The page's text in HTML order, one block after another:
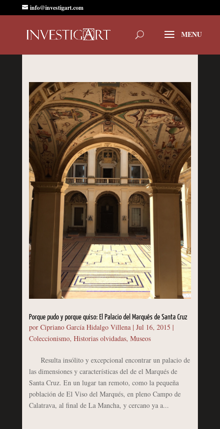
info@investigart.com
Porque pudo y porque quiso: El Palacio del Marqués de Santa Cruz
por Cipriano García Hidalgo Villena| Jul 16, 2015 |
Coleccionismo, Historias olvidadas, Museos
Resulta insólito y excepcional encontrar un palacio de
las dimensiones y características del de el Marqués de
Santa Cruz. En un lugar tan remoto, como la pequeña
población de El Viso del Marqués, en pleno Campo de
Calatrava, al final de La Mancha, y cercano ya a...